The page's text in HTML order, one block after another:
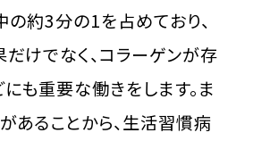
の約3分の1を占めており、
けでなく、コラーゲンが存
も重要な働きをします。ま
あることから、生活習慣病